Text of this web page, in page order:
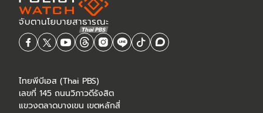
ไทยพีบีเอส (Thai PBS)
เลขที่ 145 ถนนวิภาวดีรังสิต
แขวงตลาดบางเขน เขตหลักสี่